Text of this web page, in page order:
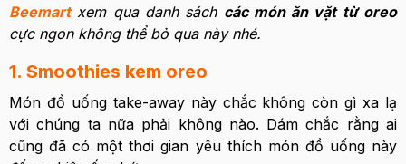
Beemartxem qua danh sách các món ăn vặt từ oreo
cực ngon không thể bỏ qua này nhé.
1. Smoothies kem oreo
Món đồ uống take-away này chắc không còn gì xa lạ
với chúng ta nữa phải không nào. Dám chắc rằng ai
cũng đã có một thơi gian yêu thích món đồ uống này